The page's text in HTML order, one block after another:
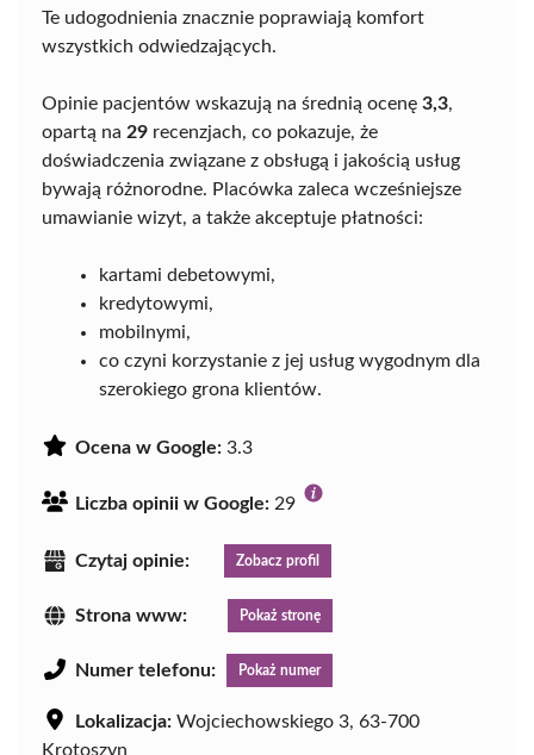
Te udogodnienia znacznie poprawiają komfort
wszystkich odwiedzających.
Opinie pacjentów wskazują na średnią ocenę 3,3,
opartą na 29 recenzjach, co pokazuje, że
doświadczenia związane z obsługą i jakością usług
bywają różnorodne. Placówka zaleca wcześniejsze
umawianie wizyt, a także akceptuje płatności:
kartami debetowymi,
kredytowymi,
mobilnymi,
co czyni korzystanie z jej usług wygodnym dla
szerokiego grona klientów.
Ocena w Google: 3.3
Liczba opinii w Google: 29
Czytaj opinie: Zobacz profil
Strona www: Pokaż stronę
Numer telefonu: Pokaż numer
Lokalizacja: Wojciechowskiego 3, 63-700
Krotoszyn